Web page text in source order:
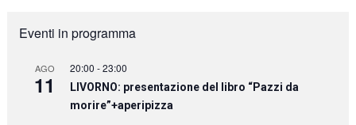
Eventi in programma
AGO
11
20:00 -23:00
LIVORNO: presentazione del libro “Pazzi da
morire”+aperipizza